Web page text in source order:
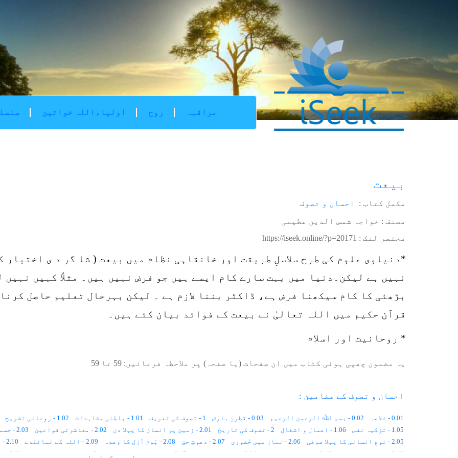
اولیاءاللہ خواتین روح مراقبہ
بیعت
مکمل کتاب : احسان و تصوف
مصنف : خواجہ شمس الدین عظیمی
مختصر لنک : https://iseek.online/?p=20171
*دنیاوی علوم کی طرح سلاسلِ طریقت اور خانقاہی نظام میں بیعت ( شا گر د ی
نہیں ہے لیکن۔دنیا میں بہت سارے کام ایسے ہیں جو فرض نہیں ہیں۔ مثلاً کہیں
بڑھئی کا کام سیکھنا فرض ہے، ڈاکٹر بننا لازم ہے ۔ لیکن بہرحال تعلیم حاصل
قرآن حکیم میں اللہ تعالیٰ نے بیعت کے فوائد بیان کئے ہیں۔
* روحانیت اور اسلام
یہ مضمون چھپی ہوئی کتاب میں ان صفحات (یا صفحہ) پر ملاحظہ فرمائیں: 59 تا 59
احسان و تصوف کے مضامین :
0.01 - خلاصہ 0.02 - بسم اﷲ الرحمن الرحیم 0.03 - قطرۂِ بارش 1 - تصوف کی تعریف 1.01 - باطنی مشاہدات 1.02 - روحانی تشریح
1.05 - تزکیہ نفس
1.06 - اعمال و اشغال 2 - تصوف کی تاریخ 2.01 - زمین پر انسان کا پہلا دن 2.02 - معاشرتی قوانین 2.03 - جسمانی رُخ ، روحانی رُخ
2.05 - نوعِ انسانی کا پہلا صوفی
2.06 - نماز میں حُضوری 2.07 - دعوتِ حق 2.08 - یَومِ اَزل کا وعدہ 2.09 - اللہ کے نمائندے 2.10 - اللہ کی بادشاہی کا رُکن
2.12 - قرآن اور تصوّف
2.13 - گھڑی کی سوئیاں 2.14 - پیدائشی شعور 2.15 - پہلے آسمان کا شعور 3 - تصوّف اور رَہبانیّت 3.01 - تَرکِ دُنیا